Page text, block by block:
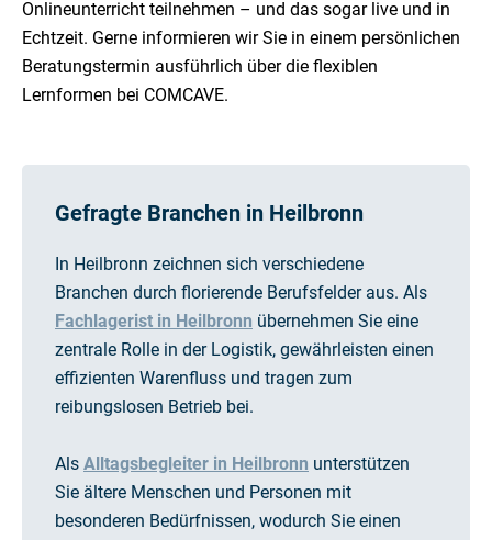
Onlineunterricht teilnehmen – und das sogar live und in
Echtzeit. Gerne informieren wir Sie in einem persönlichen
Beratungstermin ausführlich über die flexiblen
Lernformen bei COMCAVE.
Gefragte Branchen in Heilbronn
In Heilbronn zeichnen sich verschiedene
Branchen durch florierende Berufsfelder aus. Als
Fachlagerist in Heilbronn übernehmen Sie eine
zentrale Rolle in der Logistik, gewährleisten einen
effizienten Warenfluss und tragen zum
reibungslosen Betrieb bei.
Als Alltagsbegleiter in Heilbronn unterstützen
Sie ältere Menschen und Personen mit
besonderen Bedürfnissen, wodurch Sie einen